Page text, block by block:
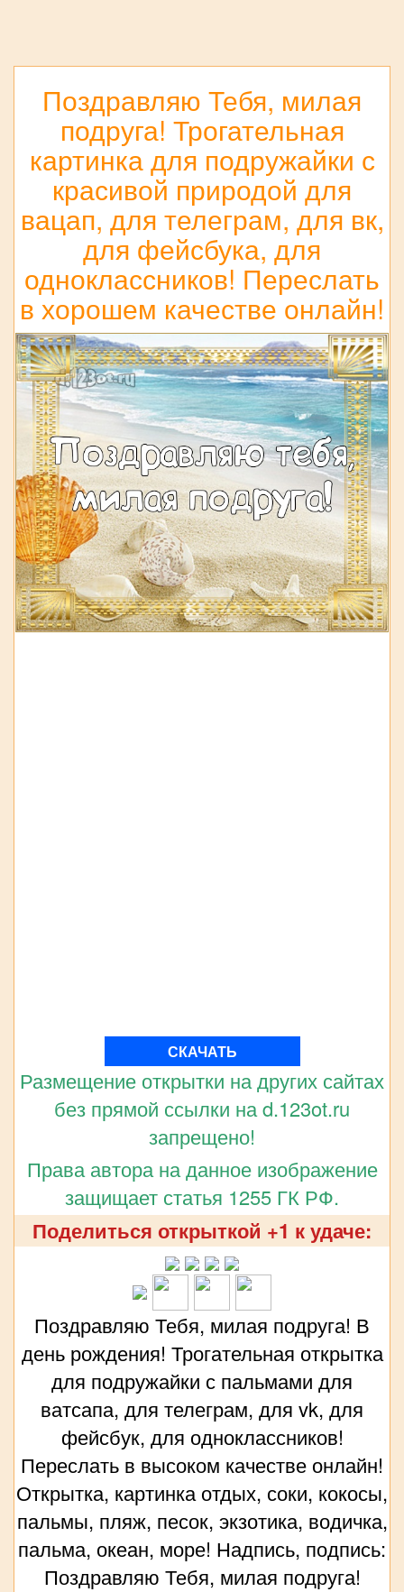
Поздравляю Тебя, милая
подруга! Трогательная
картинка для подружайки с
красивой природой для
вацап, для телеграм, для вк,
для фейсбука, для
одноклассников! Переслать
в хорошем качестве онлайн!
СКАЧАТЬ
Размещение открытки на других сайтах
без прямой ссылки на d.123ot.ru
запрещено!
Права автора на данное изображение
защищает статья 1255 ГК РФ.
Поделиться открыткой +1 к удаче:
Поздравляю Тебя, милая подруга! В
день рождения! Трогательная открытка
для подружайки с пальмами для
ватсапа, для телеграм, для vk, для
фейсбук, для одноклассников!
Переслать в высоком качестве онлайн!
Открытка, картинка отдых, соки, кокосы,
пальмы, пляж, песок, экзотика, водичка,
пальма, океан, море! Надпись, подпись:
Поздравляю Тебя, милая подруга!